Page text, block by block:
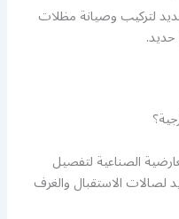
لتركيب وصيانة مظلات
الصناعية لتفصيل
الاستقبال والغرف